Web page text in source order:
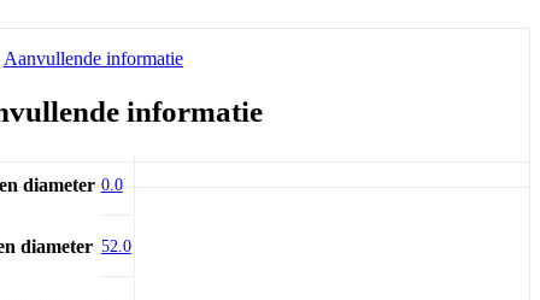
Aanvullende informatie
informatie
diameter 0.0
diameter 52.0